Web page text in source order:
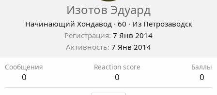
Изотов Эдуард
Начинающий Хондавод · 60 · Из Петрозаводск
Регистрация 7 Янв 2014
Активность 7 Янв 2014
Сообщения
0
Reaction score
0
Баллы
0